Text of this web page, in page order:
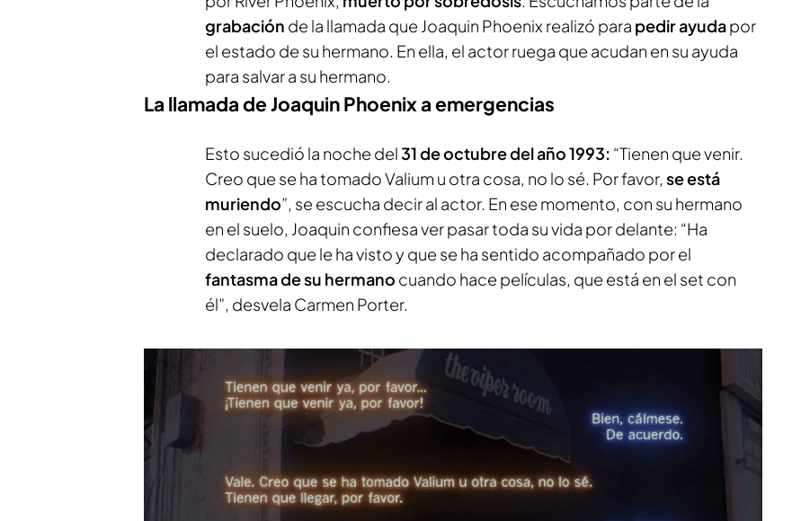
grabación de la llamada que Joaquin Phoenix realizó para pedir ayudapor
el estado de su hermano. En ella, el actor ruega que acudan en su ayuda
para salvar a su hermano.
La llamada de Joaquin Phoenix a emergencias
Esto sucedió la noche del31 de octubre del año 1993: “Tienen que venir.
Creo que se ha tomado Valium u otra cosa, no lo sé. Por favor, se está
muriendo”, se escucha decir al actor. En ese momento, con su hermano
en el suelo, Joaquin confiesa ver pasar toda su vida por delante: “Ha
declarado que le ha visto y que se ha sentido acompañado por el
fantasma de su hermano cuando hace películas, que está en el set con
él”, desvela Carmen Porter.